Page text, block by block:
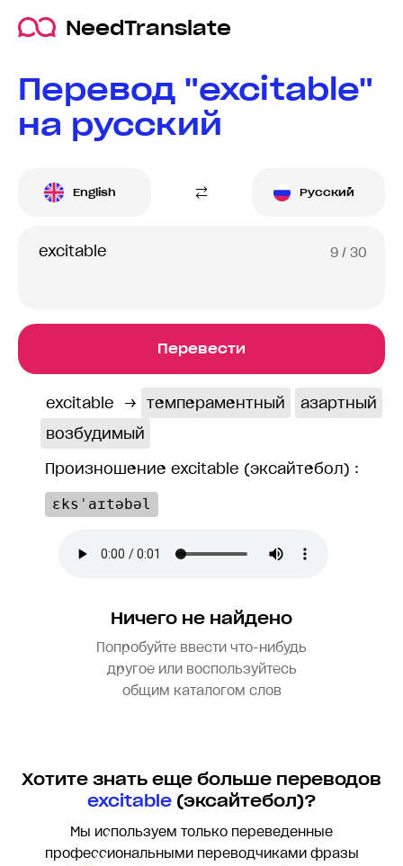
NeedTranslate
Перевод "excitable"
на русский
English Русский
9 / 30
Перевести
excitable → темпераментный
азартный
возбудимый
Произношение excitable (эксайтебол) :
ɛksˈaɪtəbəl
Ничего не найдено
Попробуйте ввести что-нибудь
другое или воспользуйтесь
общим каталогом слов
Хотите знать еще больше переводов
excitable(эксайтебол)?
Мы используем только переведенные
профессиональными переводчиками фразы